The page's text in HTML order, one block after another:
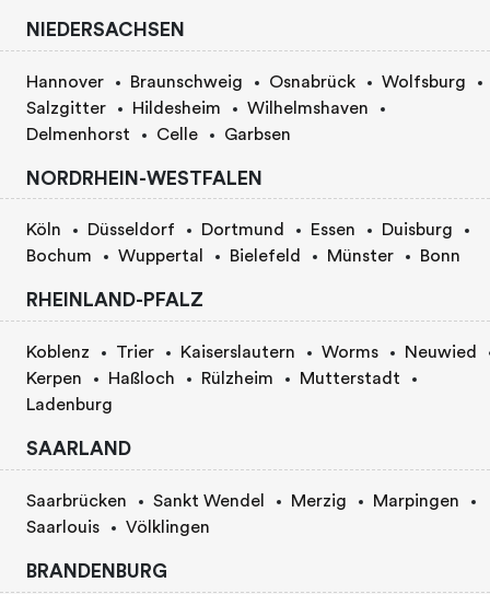
NIEDERSACHSEN
Hannover Braunschweig Osnabrück
Wolfsburg
Salzgitter
Hildesheim
Wilhelmshaven
Delmenhorst
Celle Garbsen
NORDRHEIN-WESTFALEN
Köln Düsseldorf Dortmund Essen
Duisburg
Bochum
Wuppertal Bielefeld Münster Bonn
RHEINLAND-PFALZ
Koblenz Trier Kaiserslautern Worms
Neuwied
Kerpen
Haßloch Rülzheim
Mutterstadt
Ladenburg
SAARLAND
Saarbrücken Sankt Wendel Merzig
Marpingen
Saarlouis
Völklingen
BRANDENBURG